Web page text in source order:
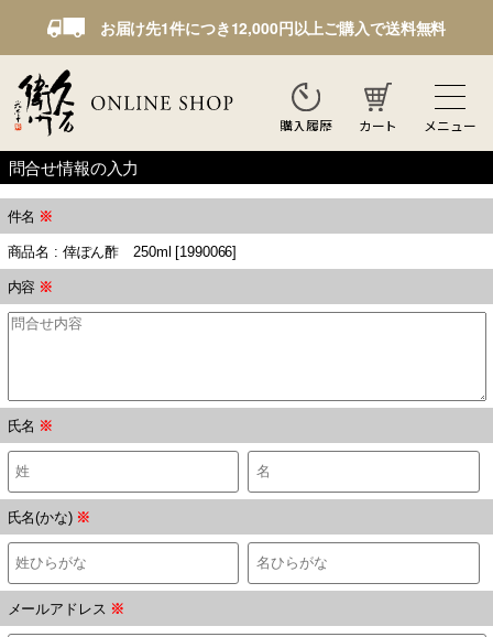
お届け先1件につき12,000円以上ご購入で送料無料
購入履歴 カート メニュー
問合せ情報の入力
件名 ※
商品名 : 倖ぽん酢 250ml [1990066]
内容 ※
氏名 ※
氏名(かな) ※
メールアドレス ※